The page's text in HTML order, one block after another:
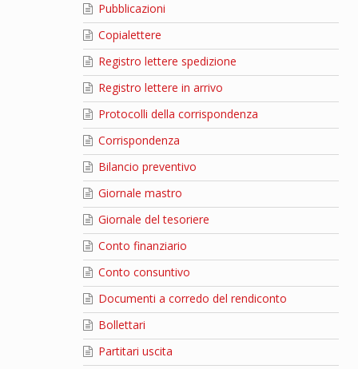
Pubblicazioni
Copialettere
Registro lettere spedizione
Registro lettere in arrivo
Protocolli della corrispondenza
Corrispondenza
Bilancio preventivo
Giornale mastro
Giornale del tesoriere
Conto finanziario
Conto consuntivo
Documenti a corredo del rendiconto
Bollettari
Partitari uscita